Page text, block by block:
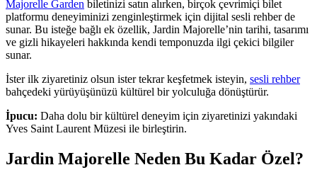
Majorelle Garden biletinizi satın alırken, birçok çevrimiçi bilet
platformu deneyiminizi zenginleştirmek için dijital sesli rehber de
sunar. Bu isteğe bağlı ek özellik, Jardin Majorelle’nin tarihi, tasarımı
ve gizli hikayeleri hakkında kendi temponuzda ilgi çekici bilgiler
sunar.
İster ilk ziyaretiniz olsun ister tekrar keşfetmek isteyin, sesli rehber
bahçedeki yürüyüşünüzü kültürel bir yolculuğa dönüştürür.
İpucu: Daha dolu bir kültürel deneyim için ziyaretinizi yakındaki
Yves Saint Laurent Müzesi ile birleştirin.
Jardin Majorelle Neden Bu Kadar Özel?